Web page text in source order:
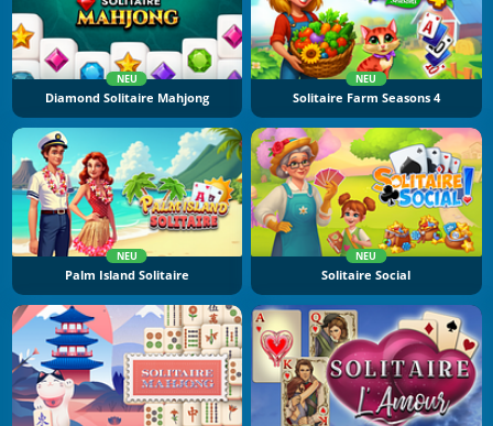
NEU
Diamond Solitaire Mahjong
NEU
Solitaire Farm Seasons 4
NEU
Palm Island Solitaire
NEU
Solitaire Social